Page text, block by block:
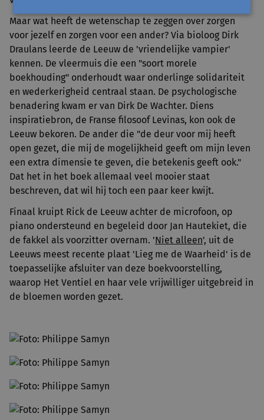
Maar wat heeft de wetenschap te zeggen over zorgen
voor jezelf en zorgen voor een ander? Via bioloog Dirk
Draulans leerde de Leeuw de 'vriendelijke vampier'
kennen. De vleermuis die een "soort morele
boekhouding" onderhoudt waar onderlinge solidariteit
en wederkerigheid centraal staan. De psychologische
benadering kwam er van Dirk De Wachter. Diens
inspiratiebron, de Franse filosoof Levinas, kon ook de
Leeuw bekoren. De ander die "de deur voor mij heeft
open gezet, die mij de mogelijkheid geeft om mijn leven
een extra dimensie te geven, die betekenis geeft ook."
Dat het in het boek allemaal veel mooier staat
beschreven, dat wil hij toch een paar keer kwijt.
Finaal kruipt Rick de Leeuw achter de microfoon, op
piano ondersteund en begeleid door Jan Hautekiet, die
de fakkel als voorzitter overnam. 'Niet alleen', uit de
Leeuws meest recente plaat 'Lieg me de Waarheid' is de
toepasselijke afsluiter van deze boekvoorstelling,
waarop Het Ventiel en haar vele vrijwilliger uitgebreid in
de bloemen worden gezet.